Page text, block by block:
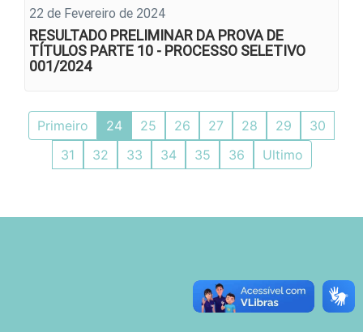
22 de Fevereiro de 2024
RESULTADO PRELIMINAR DA PROVA DE
TÍTULOS PARTE 10 - PROCESSO SELETIVO
001/2024
Primeiro 24 25 26 27 28 29
30
31
32 33 34 35 36 Ultimo